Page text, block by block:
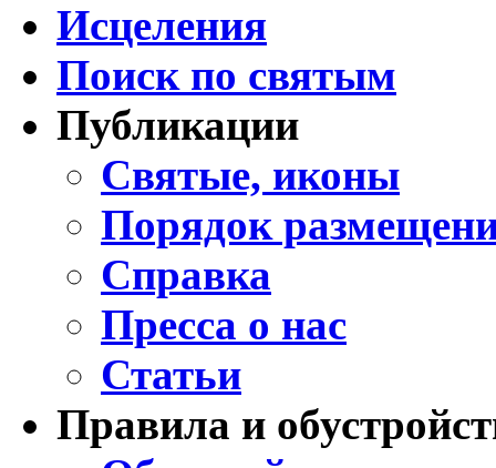
Исцеления
Поиск по святым
Публикации
Святые, иконы
Порядок
Справка
Пресса о нас
Статьи
Правила и